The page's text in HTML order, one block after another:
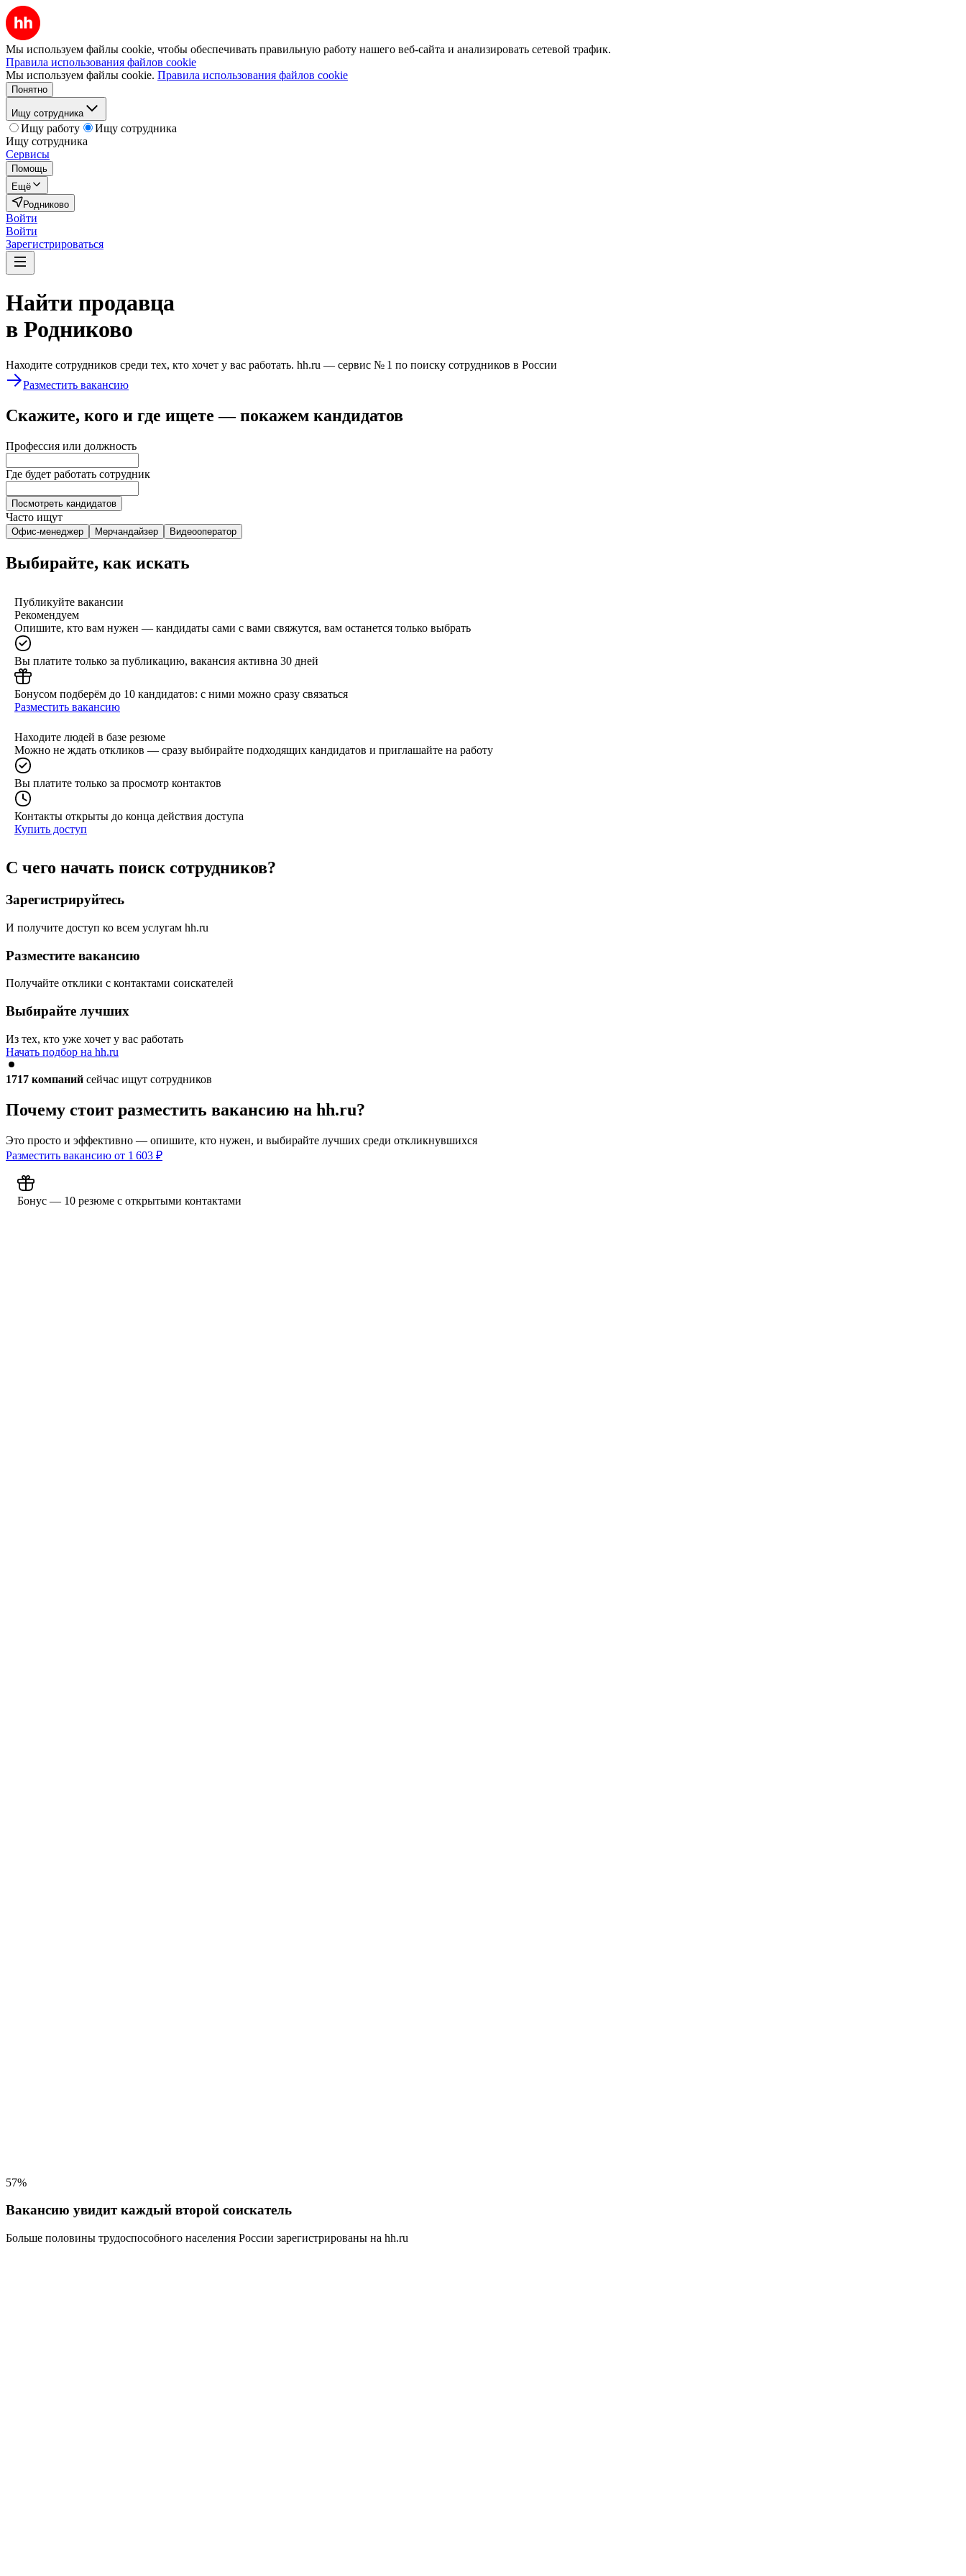
Мы используем файлы cookie, чтобы обеспечивать правильную работу нашего веб-сайта и анализировать сетевой трафик.
Правила использования файлов cookie
Мы используем файлы cookie. Правила использования файлов cookie
Понятно
Ищу сотрудника
Ищу работу
Ищу сотрудника
Ищу сотрудника
Сервисы
Помощь
Ещё
Родниково
Войти
Войти
Зарегистрироваться
Найти продавца
в Родниково
Находите сотрудников среди тех, кто хочет у вас работать. hh.ru — сервис № 1 по поиску сотрудников в России
Разместить вакансию
Скажите, кого и где ищете — покажем кандидатов
Профессия или должность
Где будет работать сотрудник
Посмотреть кандидатов
Часто ищут
Офис-менеджер Мерчандайзер Видеооператор
Выбирайте, как искать
Публикуйте вакансии
Рекомендуем
Опишите, кто вам нужен — кандидаты сами с вами свяжутся, вам останется только выбрать
Вы платите только за публикацию, вакансия активна 30 дней
Бонусом подберём до 10 кандидатов: с ними можно сразу связаться
Разместить вакансию
Находите людей в базе резюме
Можно не ждать откликов — сразу выбирайте подходящих кандидатов и приглашайте на работу
Вы платите только за просмотр контактов
Контакты открыты до конца действия доступа
Купить доступ
С чего начать поиск сотрудников?
Зарегистрируйтесь
И получите доступ ко всем услугам hh.ru
Разместите вакансию
Получайте отклики с контактами соискателей
Выбирайте лучших
Из тех, кто уже хочет у вас работать
Начать подбор на hh.ru
1717 компаний сейчас ищут сотрудников
Почему стоит разместить вакансию на hh.ru?
Это просто и эффективно — опишите, кто нужен, и выбирайте лучших среди откликнувшихся
Разместить вакансию от 1 603 ₽
Бонус — 10 резюме с открытыми контактами
57%
Вакансию увидит каждый второй соискатель
Больше половины трудоспособного населения России зарегистрированы на hh.ru